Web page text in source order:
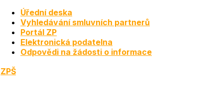
Úřední deska
Vyhledávání smluvních partnerů
Portál ZP
Elektronická podatelna
Odpovědi na žádosti o informace
ZPŠ